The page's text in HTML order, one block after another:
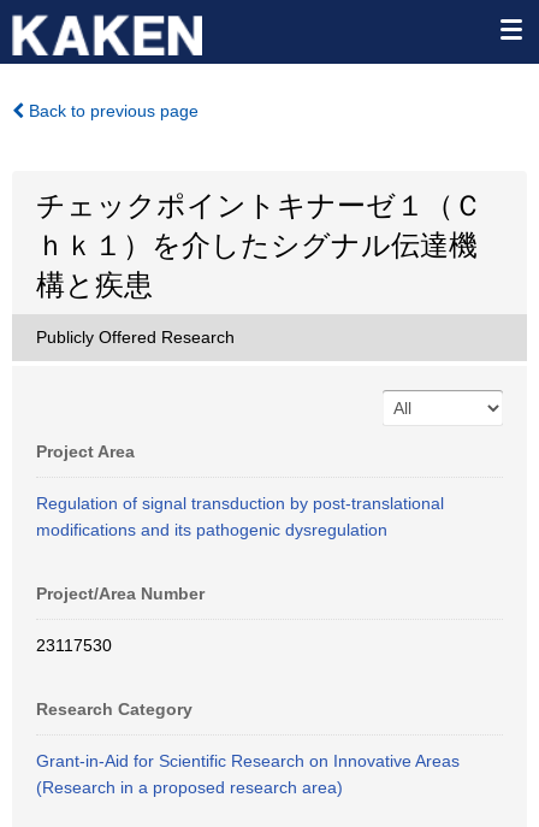
Back to previous page
チェックポイントキナーゼ１（Ｃ
ｈｋ１）を介したシグナル伝達機
構と疾患
Publicly Offered Research
Project Area
Regulation of signal transduction by post-translational
modifications and its pathogenic dysregulation
Project/Area Number
23117530
Research Category
Grant-in-Aid for Scientific Research on Innovative Areas
(Research in a proposed research area)